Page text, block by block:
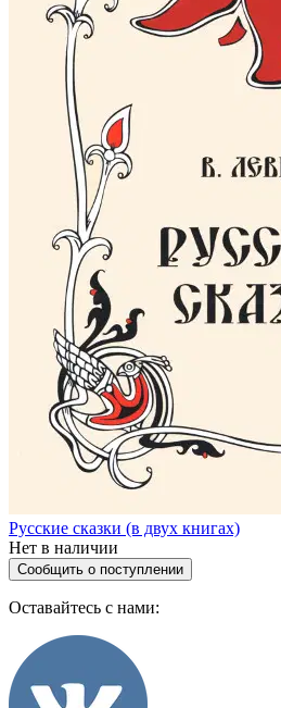
Русские сказки (в двух книгах)
Нет в наличии
Сообщить о поступлении
Оставайтесь с нами: